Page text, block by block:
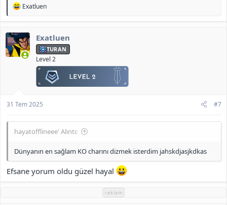
T
p
i
l
e
Exatluen
Exatluen
TURAN
Level 2
31 Tem 2025 #7
hayatofflineee' Alıntı:
Dünyanın en sağlam KO charını dizmek isterdim jahskdjasjkdkas
Efsane yorum oldu güzel hayal
reklam